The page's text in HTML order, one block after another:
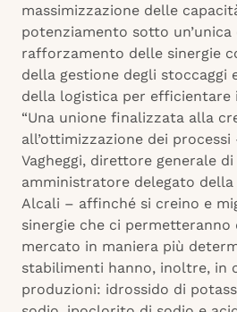
massimizzazione delle
potenziamento sotto
rafforzamento delle sinergie
della gestione degli stoccaggi
della logistica per efficientare
“Una unione finalizzata alla
all’ottimizzazione dei
Vagheggi, direttore generale
amministratore delegato
Alcali – affinché si creino e
sinergie che ci
mercato in maniera più
stabilimenti hanno, inoltre, in
produzioni: idrossido di